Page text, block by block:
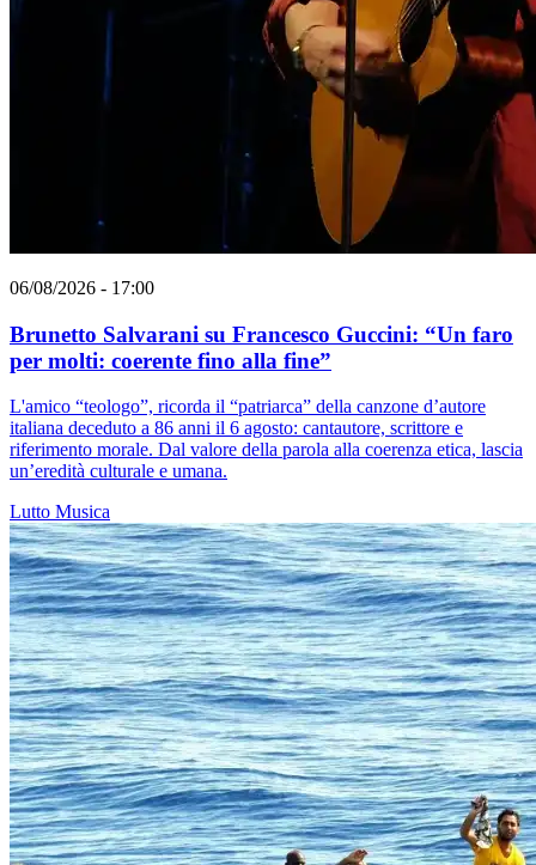
06/08/2026 - 17:00
Brunetto Salvarani su Francesco Guccini: “Un faro
per molti: coerente fino alla fine”
L'amico “teologo”, ricorda il “patriarca” della canzone d’autore
italiana deceduto a 86 anni il 6 agosto: cantautore, scrittore e
riferimento morale. Dal valore della parola alla coerenza etica, lascia
un’eredità culturale e umana.
Lutto Musica